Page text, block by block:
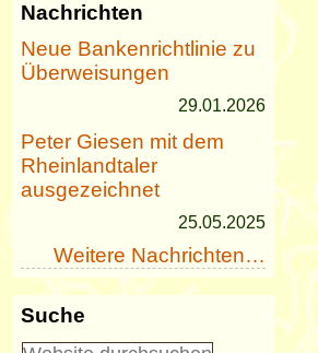
Nachrichten
Neue Bankenrichtlinie zu
Überweisungen
29.01.2026
Peter Giesen mit dem
Rheinlandtaler
ausgezeichnet
25.05.2025
Weitere Nachrichten…
Suche